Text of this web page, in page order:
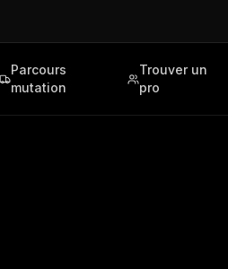
Parcours
mutation
Trouver un
pro